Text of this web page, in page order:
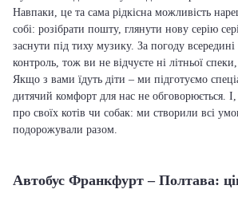
Навпаки, це та сама рідкісна можливість
собі: розібрати пошту, глянути нову серію
заснути під тиху музику. За погоду всередині
контроль, тож ви не відчуєте ні літньої
Якщо з вами їдуть діти – ми підготуємо
дитячий комфорт для нас не обговорюється. І,
про своїх котів чи собак: ми створили всі
подорожували разом.
Автобус Франкфурт – Полтава: